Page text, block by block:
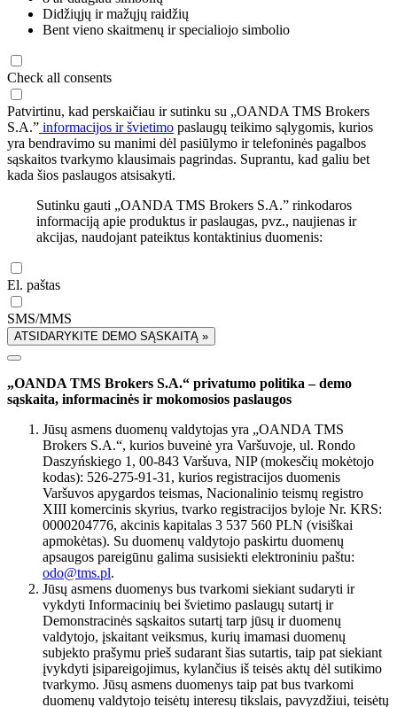
Didžiųjų ir mažųjų raidžių
Bent vieno skaitmenų ir specialiojo simbolio
Check all consents
Patvirtinu, kad perskaičiau ir sutinku su „OANDA TMS Brokers
S.A.” informacijos ir švietimo paslaugų teikimo sąlygomis, kurios
yra bendravimo su manimi dėl pasiūlymo ir telefoninės pagalbos
sąskaitos tvarkymo klausimais pagrindas. Suprantu, kad galiu bet
kada šios paslaugos atsisakyti.
Sutinku gauti „OANDA TMS Brokers S.A.” rinkodaros
informaciją apie produktus ir paslaugas, pvz., naujienas ir
akcijas, naudojant pateiktus kontaktinius duomenis:
El. paštas
SMS/MMS
ATSIDARYKITE DEMO SĄSKAITĄ »
„OANDA TMS Brokers S.A.“ privatumo politika – demo
sąskaita, informacinės ir mokomosios paslaugos
Jūsų asmens duomenų valdytojas yra „OANDA TMS
Brokers S.A.“, kurios buveinė yra Varšuvoje, ul. Rondo
Daszyńskiego 1, 00-843 Varšuva, NIP (mokesčių mokėtojo
kodas): 526-275-91-31, kurios registracijos duomenis
Varšuvos apygardos teismas, Nacionalinio teismų registro
XIII komercinis skyrius, tvarko registracijos byloje Nr. KRS:
0000204776, akcinis kapitalas 3 537 560 PLN (visiškai
apmokėtas). Su duomenų valdytojo paskirtu duomenų
apsaugos pareigūnu galima susisiekti elektroniniu paštu:
odo@tms.pl.
Jūsų asmens duomenys bus tvarkomi siekiant sudaryti ir
vykdyti Informacinių bei švietimo paslaugų sutartį ir
Demonstracinės sąskaitos sutartį tarp jūsų ir duomenų
valdytojo, įskaitant veiksmus, kurių imamasi duomenų
subjekto prašymu prieš sudarant šias sutartis, taip pat siekiant
įvykdyti įsipareigojimus, kylančius iš teisės aktų dėl sutikimo
tvarkymo. Jūsų asmens duomenys taip pat bus tvarkomi
duomenų valdytojo teisėtų interesų tikslais, pavyzdžiui, teisėtų